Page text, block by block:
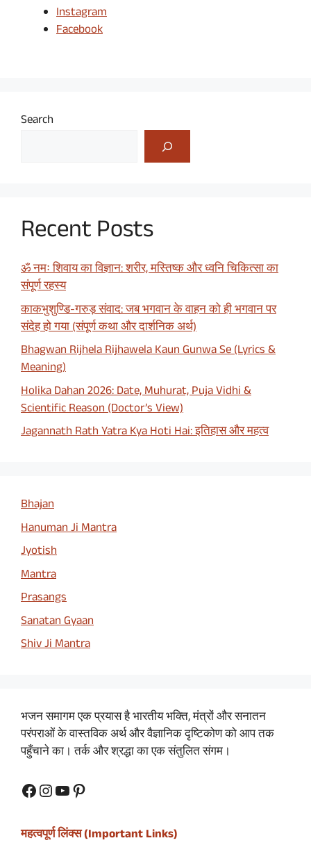
Instagram
Facebook
Search
Recent Posts
ॐ नमः शिवाय का विज्ञान: शरीर, मस्तिष्क और ध्वनि चिकित्सा का
संपूर्ण रहस्य
काकभुशुण्डि-गरुड़ संवाद: जब भगवान के वाहन को ही भगवान पर
संदेह हो गया (संपूर्ण कथा और दार्शनिक अर्थ)
Bhagwan Rijhela Rijhawela Kaun Gunwa Se (Lyrics &
Meaning)
Holika Dahan 2026: Date, Muhurat, Puja Vidhi &
Scientific Reason (Doctor’s View)
Jagannath Rath Yatra Kya Hoti Hai: इतिहास और महत्व
Bhajan
Hanuman Ji Mantra
Jyotish
Mantra
Prasangs
Sanatan Gyaan
Shiv Ji Mantra
भजन समागम एक प्रयास है भारतीय भक्ति, मंत्रों और सनातन
परंपराओं के वास्तविक अर्थ और वैज्ञानिक दृष्टिकोण को आप तक
पहुँचाने का। तर्क और श्रद्धा का एक संतुलित संगम।
Facebook
Instagram
YouTube
Pinterest
महत्वपूर्ण लिंक्स (Important Links)